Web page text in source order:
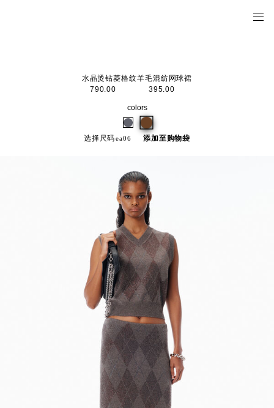
水晶烫钻菱格纹羊毛混纺网球裙
790.00
395.00
colors
选择尺码 添加至购物袋